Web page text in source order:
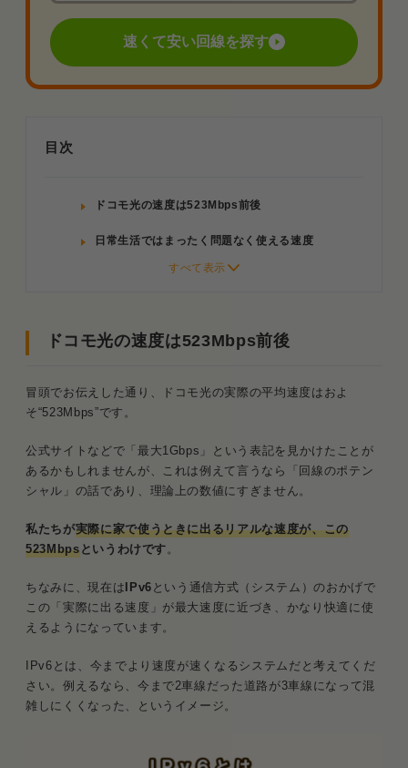
速くて安い回線を探す
目次
ドコモ光の速度は523Mbps前後
日常生活ではまったく問題なく使える速度
ドコモ光を“できるだけ速く”使う方法
最新規格に対応したルーターを使う
ドコモ光と他社回線の速度比較！用途別の正しい選
び方
FPSゲーマーや大容量通信者には「10ギガ
プラン」
ドコモ光の速度に関する質問と回答
Q．ドコモ光は遅いの？
まとめ．ドコモ光の速度は500Mbps！普段利用な
ら問題なく使える
ドコモ光の速度は523Mbps前後
冒頭でお伝えした通り、ドコモ光の実際の平均速度はおよ
そ“523Mbps”です。
公式サイトなどで「最大1Gbps」という表記を見かけたことが
あるかもしれませんが、これは例えて言うなら「回線のポテン
シャル」の話であり、理論上の数値にすぎません。
私たちが実際に家で使うときに出るリアルな速度が、この
523Mbpsというわけです。
ちなみに、現在は IPv6 という通信方式（システム）のおかげで
この「実際に出る速度」が最大速度に近づき、かなり快適に使
えるようになっています。
IPv6とは、今までより速度が速くなるシステムだと考えてくだ
さい。例えるなら、今まで2車線だった道路が3車線になって混
雑しにくくなった、というイメージ。